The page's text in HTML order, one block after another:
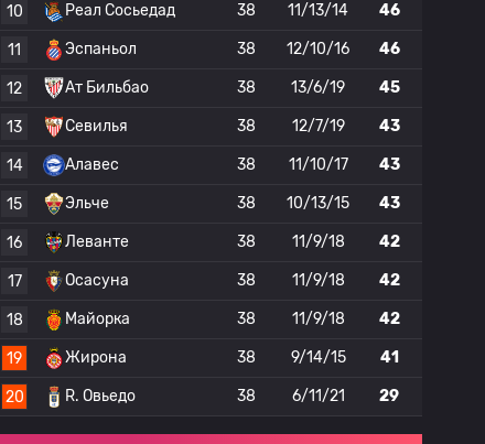
10 Реал Сосьедад 38 11/13/14 46
11 Эспаньол 38 12/10/16 46
12 Ат Бильбао 38 13/6/19 45
13 Севилья 38 12/7/19 43
14 Алавес 38 11/10/17 43
15 Эльче 38 10/13/15 43
16 Леванте 38 11/9/18 42
17 Осасуна 38 11/9/18 42
18 Майорка 38 11/9/18 42
19 Жирона 38 9/14/15 41
20 R. Овьедо 38 6/11/21 29